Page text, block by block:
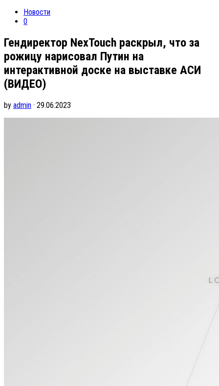
Новости
0
Гендиректор NexTouch раскрыл, что за
рожицу нарисовал Путин на
интерактивной доске на выставке АСИ
(ВИДЕО)
by admin · 29.06.2023